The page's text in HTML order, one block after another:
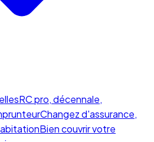
RC pro, décennale,
Changez d'assurance,
Bien couvrir votre